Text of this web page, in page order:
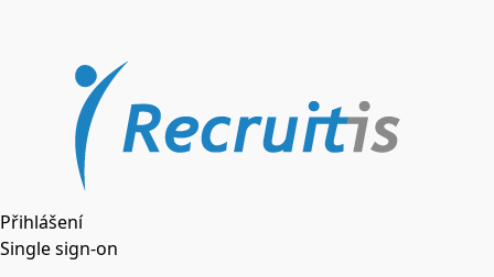
Přihlášení
Single sign-on